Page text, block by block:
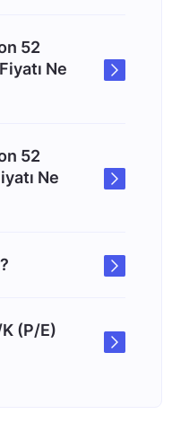
52
Ne
52
Ne
(P/E)